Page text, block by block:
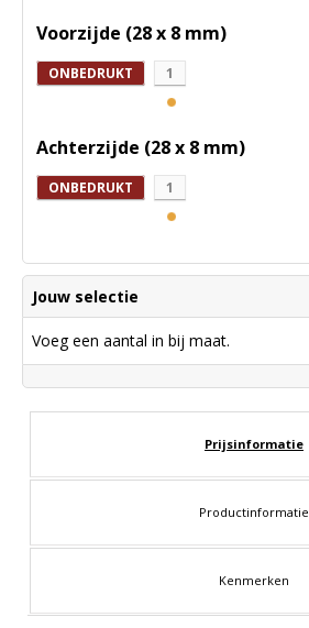
Voorzijde (28 x 8 mm)
ONBEDRUKT 1
Achterzijde (28 x 8 mm)
ONBEDRUKT 1
Jouw selectie
Voeg een aantal in bij maat.
Prijsinformatie
Productinformatie
Kenmerken